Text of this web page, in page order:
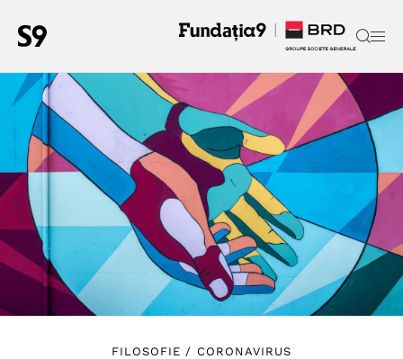
FILOSOFIE / CORONAVIRUS